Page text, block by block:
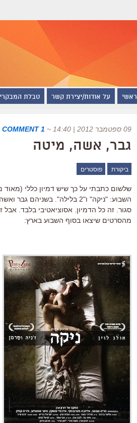
ראשי על אודות/יצירת קשר טבלת
09 ספטמבר 2012 | 14:40 ~
1 COMMENT
גבר, אשה, מיטה
ביקורת פוסטרים
שלשום כתבתי על כך שיש דמיון כללי (מאוד
השבוע: "ניקה" ו"2 בלילה".
סגור. זה כל הדמיון. אסוציאטיבי בלבד.
מהסרטים שיצאו בסוף השבוע בארץ: